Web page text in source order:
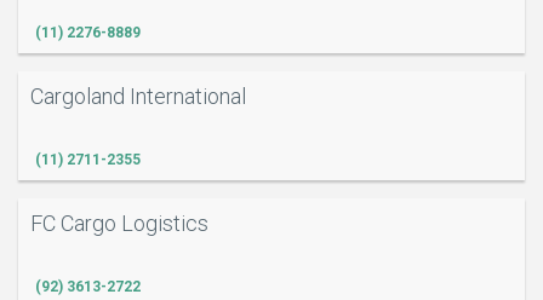
(11) 2276-8889
Cargoland International
(11) 2711-2355
FC Cargo Logistics
(92) 3613-2722